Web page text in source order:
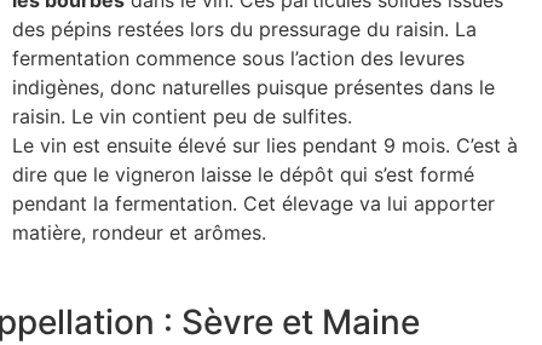
des pépins restées lors du pressurage du raisin. La
fermentation commence sous l’action des levures
indigènes, donc naturelles puisque présentes dans le
raisin. Le vin contient peu de sulfites.
Le vin est ensuite élevé sur lies pendant 9 mois. C’est à
dire que le vigneron laisse le dépôt qui s’est formé
pendant la fermentation. Cet élevage va lui apporter
matière, rondeur et arômes.
: Sèvre et Maine